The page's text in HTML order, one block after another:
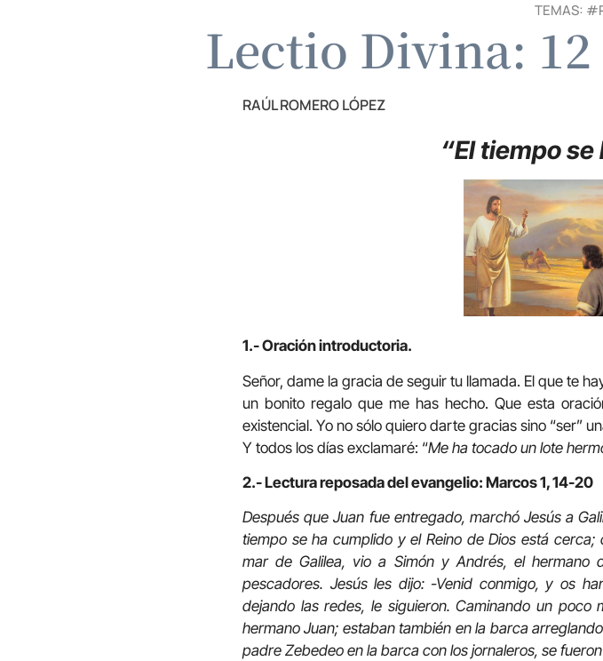
TEMAS: #
Lectio Divina: 12
RAÚL ROMERO LÓPEZ
“El tiempo
1.- Oración introductoria.
Señor, dame la gracia de seguir tu llamada. El que te
un bonito regalo que me has hecho. Que esta
existencial. Yo no sólo quiero darte gracias sino “ser”
Y todos los días exclamaré: “Me ha tocado un lote
2.- Lectura reposada del evangelio: Marcos 1, 14-20
Después que Juan fue entregado, marchó Jesús a
tiempo se ha cumplido y el Reino de Dios está
mar de Galilea, vio a Simón y Andrés, el hermano
pescadores. Jesús les dijo: -Venid conmigo, y os
dejando las redes, le siguieron. Caminando un
hermano Juan; estaban también en la barca
padre Zebedeo en la barca con los jornaleros, se